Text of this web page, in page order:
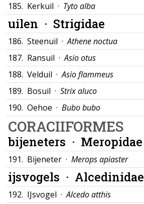
185. Kerkuil · Tyto alba
uilen · Strigidae
186. Steenuil ·Athene noctua
187. Ransuil ·Asio otus
188. Velduil ·Asio flammeus
189. Bosuil · Strix aluco
190. Oehoe · Bubo bubo
CORACIIFORMES
bijeneters · Meropidae
191. Bijeneter · Merops apiaster
ijsvogels · Alcedinidae
192. IJsvogel ·Alcedo atthis